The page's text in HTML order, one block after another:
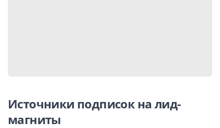
Источники подписок на лид-
магниты